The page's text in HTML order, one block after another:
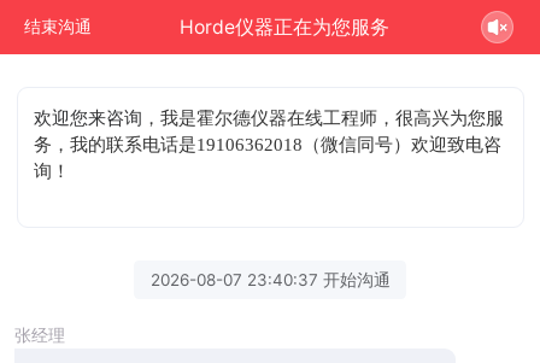
结束沟通 Horde仪器正在为您服务
欢迎您来咨询 ，我是霍尔德仪器在线工程师，很高兴为您服
务，我的联系电话是19106362018（微信同号）欢迎致电咨
询！
2026-08-07 23:40:37 开始沟通
张经理